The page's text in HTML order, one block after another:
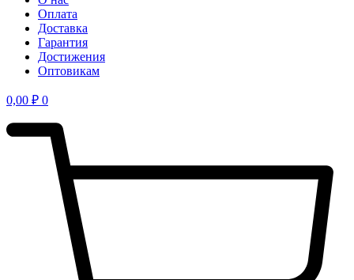
Оплата
Доставка
Гарантия
Достижения
Оптовикам
0,00 ₽ 0